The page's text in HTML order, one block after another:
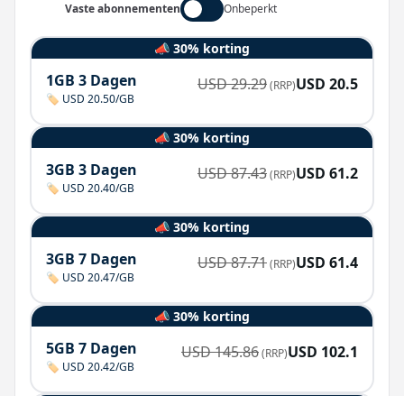
Vaste abonnementen Onbeperkt
📣 30% korting
1GB 3 Dagen
🏷️ USD 20.50/GB
USD29.29(RRP)USD 20.5
📣 30% korting
3GB 3 Dagen
🏷️ USD 20.40/GB
USD87.43(RRP)USD 61.2
📣 30% korting
3GB 7 Dagen
🏷️ USD 20.47/GB
USD87.71(RRP)USD 61.4
📣 30% korting
5GB 7 Dagen
🏷️ USD 20.42/GB
USD145.86(RRP)USD 102.1